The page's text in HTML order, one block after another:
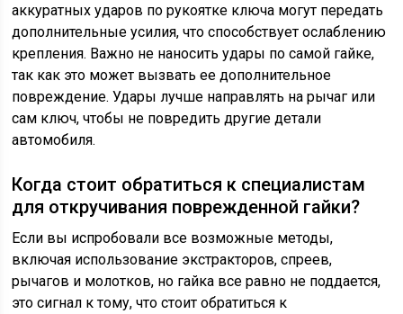
аккуратных ударов по рукоятке ключа могут передать
дополнительные усилия, что способствует ослаблению
крепления. Важно не наносить удары по самой гайке,
так как это может вызвать ее дополнительное
повреждение. Удары лучше направлять на рычаг или
сам ключ, чтобы не повредить другие детали
автомобиля.
Когда стоит обратиться к специалистам
для откручивания поврежденной гайки?
Если вы испробовали все возможные методы,
включая использование экстракторов, спреев,
рычагов и молотков, но гайка все равно не поддается,
это сигнал к тому, что стоит обратиться к